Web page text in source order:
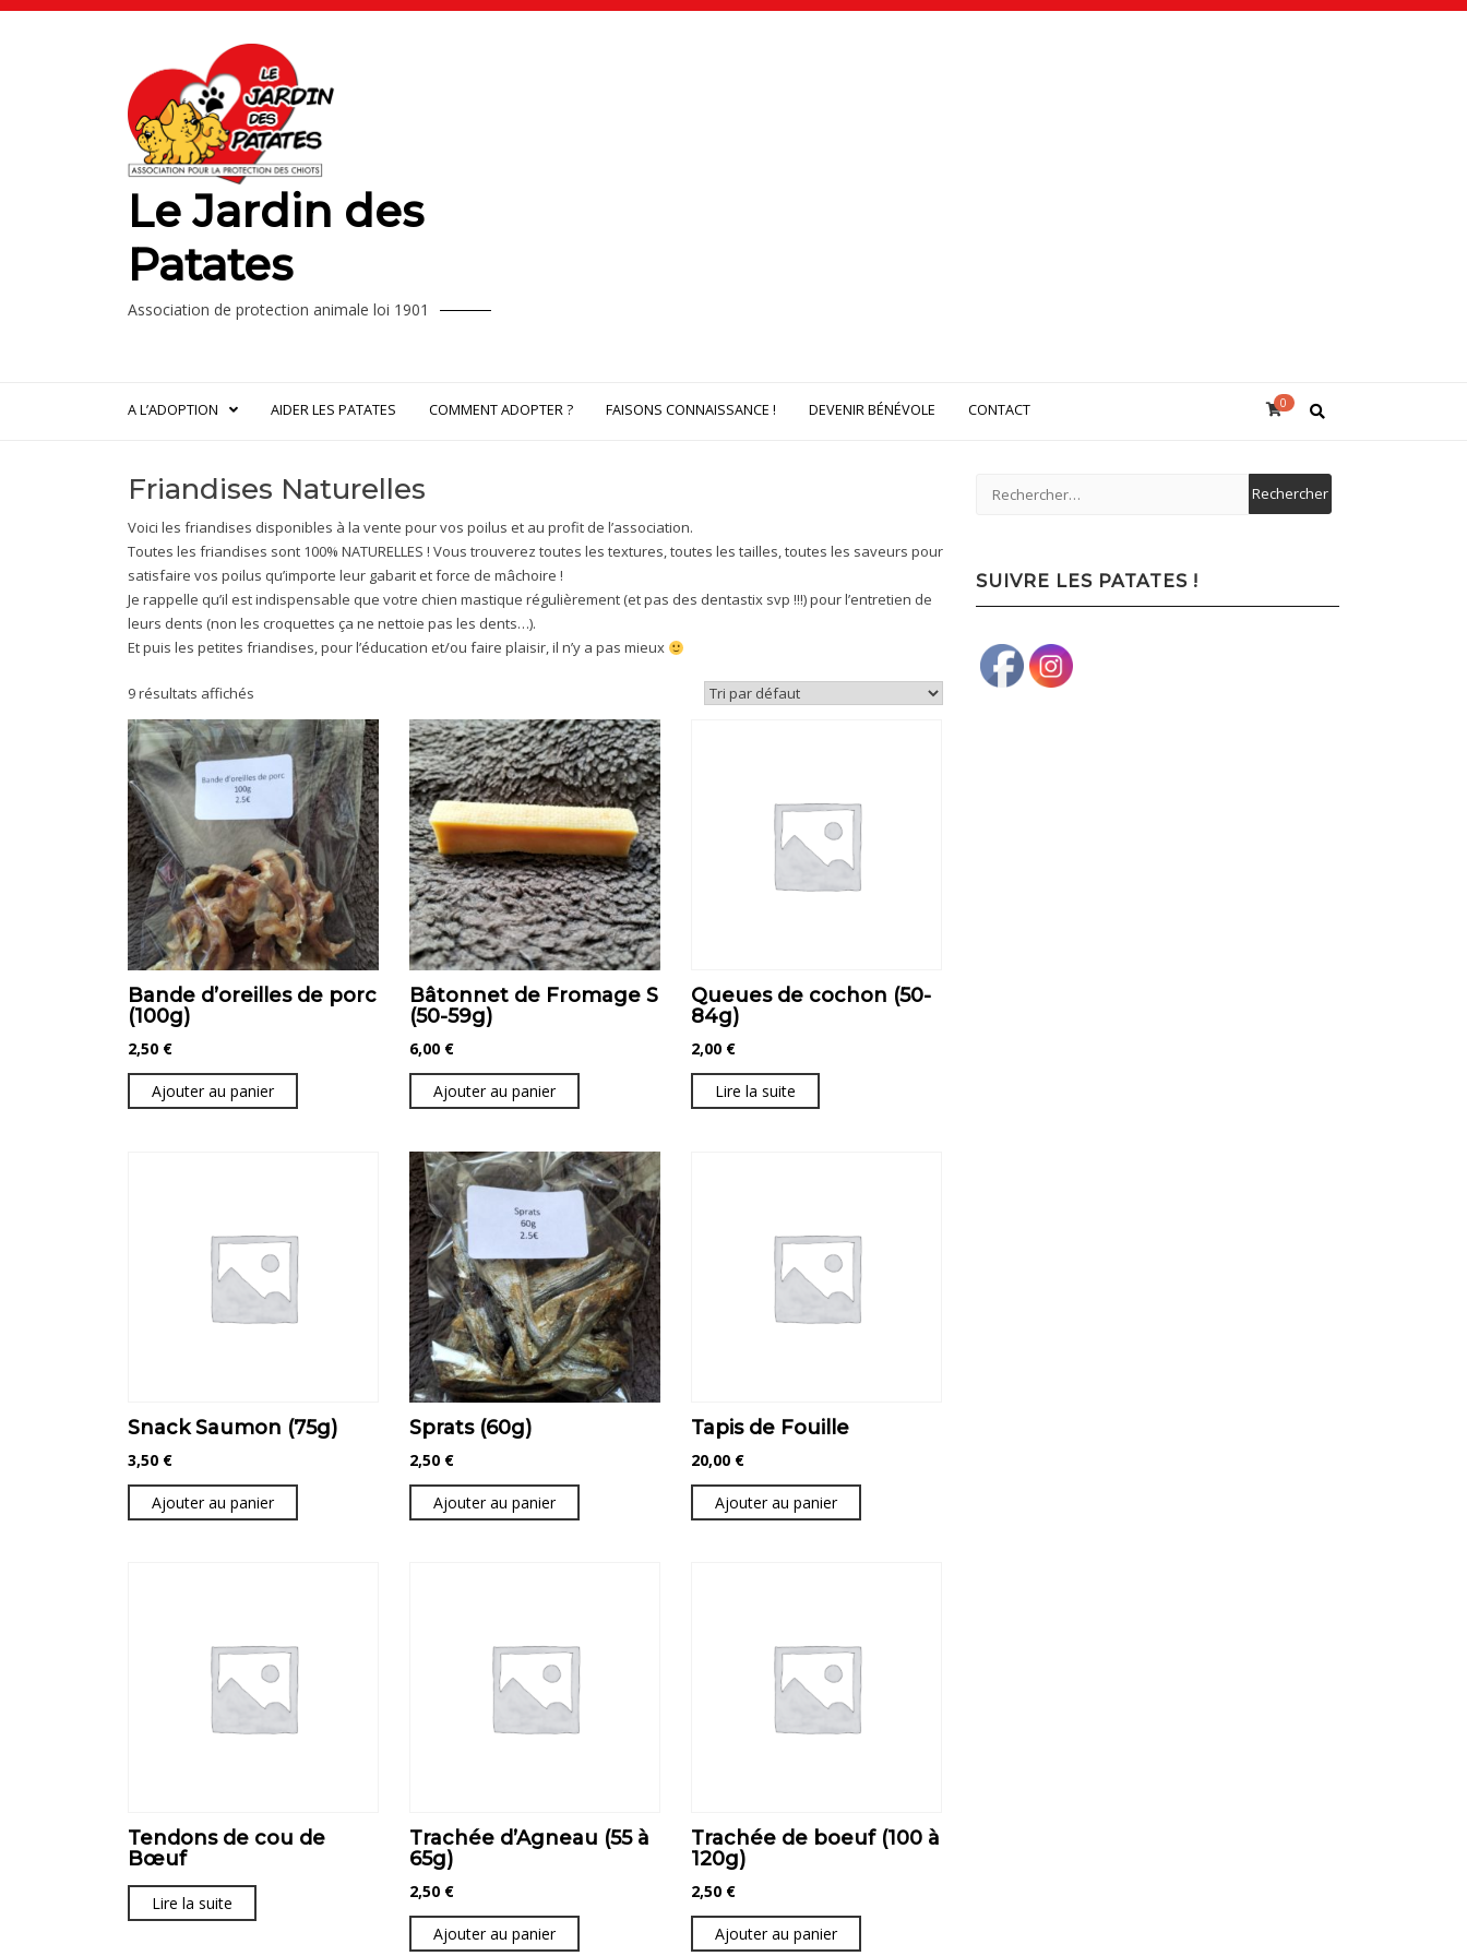
Le Jardin des
Patates
Association de protection animale loi 1901
A L’ADOPTION AIDER LES PATATES COMMENT ADOPTER ? FAISONS CONNAISSANCE ! DEVENIR BÉNÉVOLE CONTACT 0
Friandises Naturelles
Voici les friandises disponibles à la vente pour vos poilus et au profit de l’association.
Toutes les friandises sont 100% NATURELLES ! Vous trouverez toutes les textures, toutes les tailles, toutes les saveurs pour
satisfaire vos poilus qu’importe leur gabarit et force de mâchoire !
Je rappelle qu’il est indispensable que votre chien mastique régulièrement (et pas des dentastix svp !!!) pour l’entretien de
leurs dents (non les croquettes ça ne nettoie pas les dents…).
Et puis les petites friandises, pour l’éducation et/ou faire plaisir, il n’y a pas mieux
9 résultats affichés
Bande d’oreilles de porc
(100g)
2,50 €
Ajouter au panier
Bâtonnet de Fromage S
(50-59g)
6,00 €
Ajouter au panier
Queues de cochon (50-
84g)
2,00 €
Lire la suite
Snack Saumon (75g)
3,50 €
Ajouter au panier
Sprats (60g)
2,50 €
Ajouter au panier
Tapis de Fouille
20,00 €
Ajouter au panier
Tendons de cou de
Bœuf
Lire la suite
Trachée d’Agneau (55 à
65g)
2,50 €
Ajouter au panier
Trachée de boeuf (100 à
120g)
2,50 €
Ajouter au panier
SUIVRE LES PATATES !